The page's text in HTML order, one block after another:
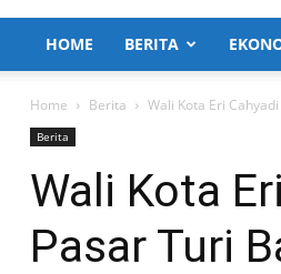
HOME BERITA
Home Berita Wali Kota Eri
Berita
Wali Kota
Pasar Turi